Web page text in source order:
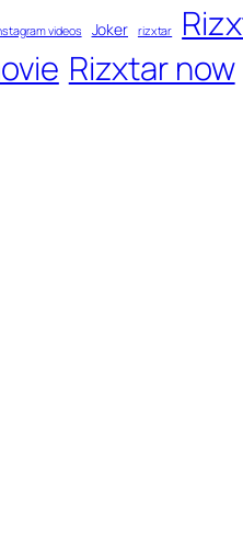
videos Joker rizxtar
Rizxtar now